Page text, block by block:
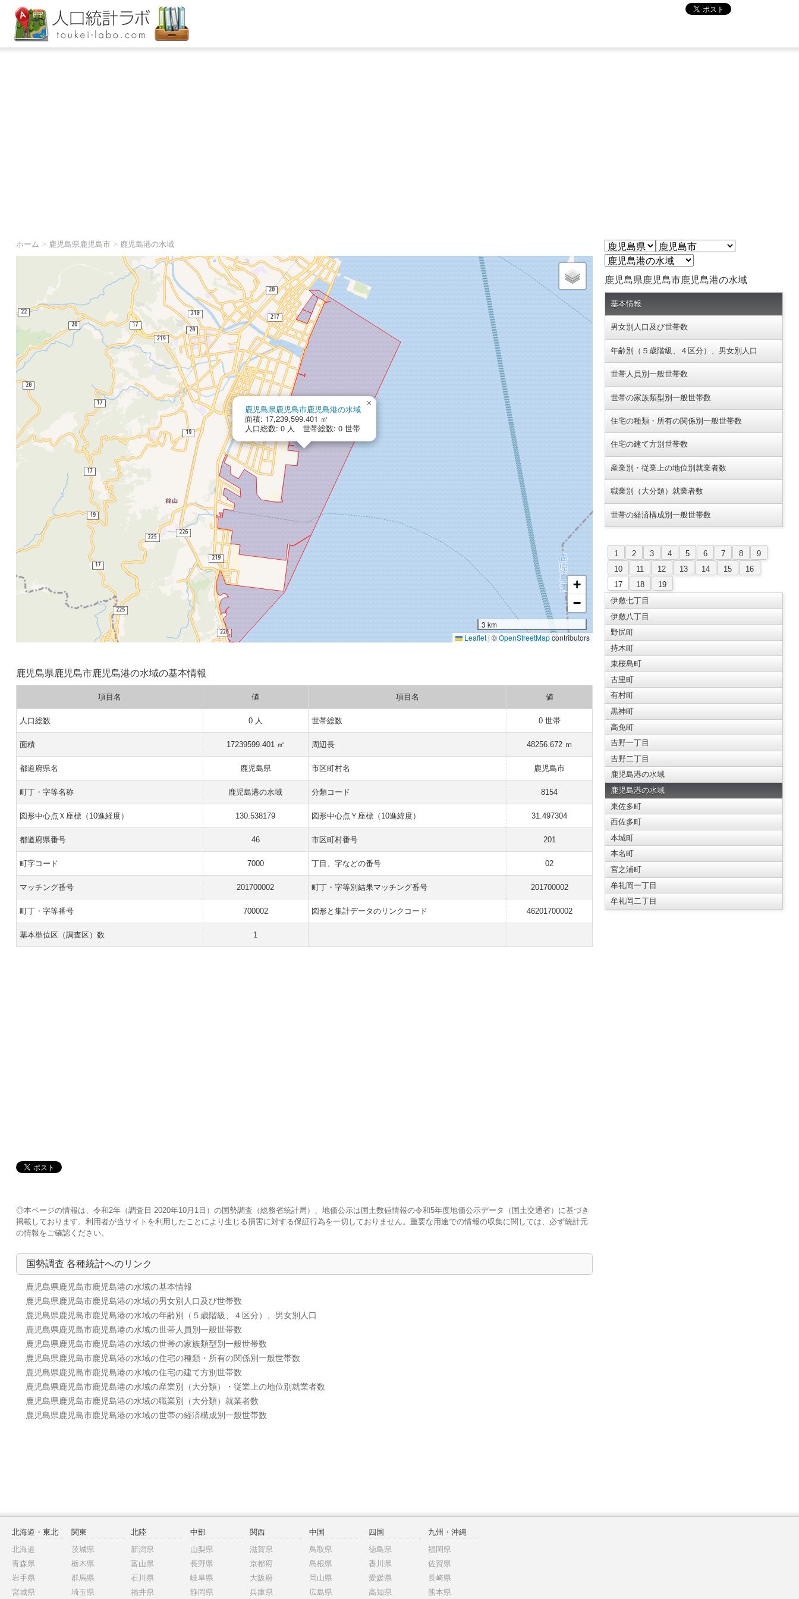
ホーム > 鹿児島県鹿児島市> 鹿児島港の水域
鹿児島県鹿児島市鹿児島港の水域
面積: 17,239,599.401 ㎡
人口総数: 0 人 世帯総数: 0 世帯
×
+
−
3 km
Leaflet | ©OpenStreetMapcontributors
鹿児島県鹿児島市鹿児島港の水域の基本情報
項目名 値 項目名 値
人口総数 0 人 世帯総数 0 世帯
面積 17239599.401 ㎡ 周辺長 48256.672 ｍ
都道府県名 鹿児島県 市区町村名 鹿児島市
町丁・字等名称 鹿児島港の水域 分類コード 8154
図形中心点Ｘ座標（10進経度） 130.538179 図形中心点Ｙ座標（10進緯度） 31.497304
都道府県番号 46 市区町村番号 201
町字コード 7000 丁目、字などの番号 02
マッチング番号 201700002 町丁・字等別結果マッチング番号 201700002
町丁・字等番号 700002 図形と集計データのリンクコード 46201700002
基本単位区（調査区）数 1
◎本ページの情報は、令和2年（調査日 2020年10月1日）の国勢調査（総務省統計局）、地価公示は国土数値情報の令和5年度地価公示データ（国土交通省）に基づき
掲載しております。利用者が当サイトを利用したことにより生じる損害に対する保証行為を一切しておりません。重要な用途での情報の収集に関しては、必ず統計元
の情報をご確認ください。
国勢調査 各種統計へのリンク
鹿児島県鹿児島市鹿児島港の水域の基本情報
鹿児島県鹿児島市鹿児島港の水域の男女別人口及び世帯数
鹿児島県鹿児島市鹿児島港の水域の年齢別（５歳階級、４区分）、男女別人口
鹿児島県鹿児島市鹿児島港の水域の世帯人員別一般世帯数
鹿児島県鹿児島市鹿児島港の水域の世帯の家族類型別一般世帯数
鹿児島県鹿児島市鹿児島港の水域の住宅の種類・所有の関係別一般世帯数
鹿児島県鹿児島市鹿児島港の水域の住宅の建て方別世帯数
鹿児島県鹿児島市鹿児島港の水域の産業別（大分類）・従業上の地位別就業者数
鹿児島県鹿児島市鹿児島港の水域の職業別（大分類）就業者数
鹿児島県鹿児島市鹿児島港の水域の世帯の経済構成別一般世帯数
鹿児島県鹿児島市鹿児島港の水域
基本情報
男女別人口及び世帯数
年齢別（５歳階級、４区分）、男女別人口
世帯人員別一般世帯数
世帯の家族類型別一般世帯数
住宅の種類・所有の関係別一般世帯数
住宅の建て方別世帯数
産業別・従業上の地位別就業者数
職業別（大分類）就業者数
世帯の経済構成別一般世帯数
1 2 3 4 5 6 7 8
9
10
11 12 13 14 15
16
17
18
19
伊敷七丁目
伊敷八丁目
野尻町
持木町
東桜島町
古里町
有村町
黒神町
高免町
吉野一丁目
吉野二丁目
鹿児島港の水域
鹿児島港の水域
東佐多町
西佐多町
本城町
本名町
宮之浦町
牟礼岡一丁目
牟礼岡二丁目
北海道・東北
北海道
青森県
岩手県
宮城県
関東
茨城県
栃木県
群馬県
埼玉県
北陸
新潟県
富山県
石川県
福井県
中部
山梨県
長野県
岐阜県
静岡県
関西
滋賀県
京都府
大阪府
兵庫県
中国
鳥取県
島根県
岡山県
広島県
四国
徳島県
香川県
愛媛県
高知県
九州・沖縄
福岡県
佐賀県
長崎県
熊本県